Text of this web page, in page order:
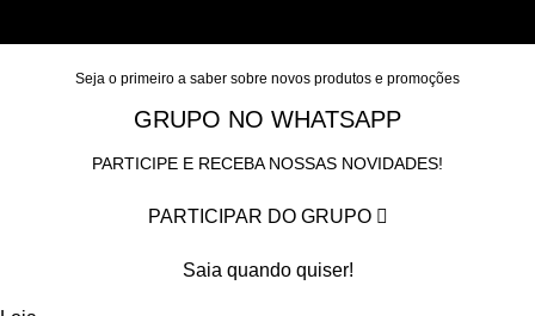
Seja o primeiro a saber sobre novos produtos e promoções
GRUPO NO WHATSAPP
PARTICIPE E RECEBA NOSSAS NOVIDADES!
PARTICIPAR DO GRUPO
Saia quando quiser!